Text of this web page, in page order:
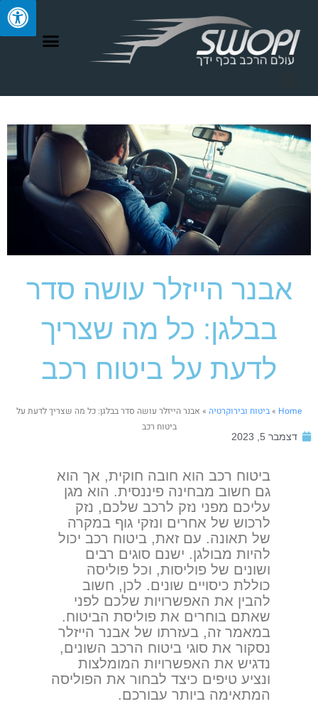
אבנר הייזלר עושה סדר
בבלגן: כל מה שצריך
לדעת על ביטוח רכב
Home
»ביטוח ובירוקרטיה » אבנר הייזלר עושה סדר בבלגן: כל מה שצריך לדעת על
ביטוח רכב
דצמבר 5, 2023
ביטוח רכב הוא חובה חוקית, אך הוא
גם חשוב מבחינה פיננסית. הוא מגן
עליכם מפני נזק לרכב שלכם, נזק
לרכוש של אחרים ונזקי גוף במקרה
של תאונה. עם זאת, ביטוח רכב יכול
להיות מבולגן. ישנם סוגים רבים
ושונים של פוליסות, וכל פוליסה
כוללת כיסויים שונים. לכן, חשוב
להבין את האפשרויות שלכם לפני
שאתם בוחרים את פוליסת הביטוח.
במאמר זה, בעזרתו של אבנר הייזלר
נסקור את סוגי ביטוח הרכב השונים,
נדגיש את האפשרויות המומלצות
ונציע טיפים כיצד לבחור את הפוליסה
המתאימה ביותר עבורכם.